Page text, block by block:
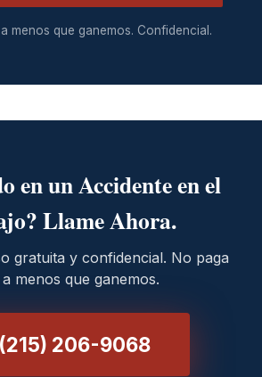
menos que ganemos. Confidencial.
en un Accidente en el
Llame Ahora.
gratuita y confidencial. No paga
menos que ganemos.
(215) 206-9068